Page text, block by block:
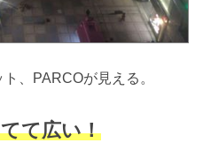
、PARCOが見える。
て広い！